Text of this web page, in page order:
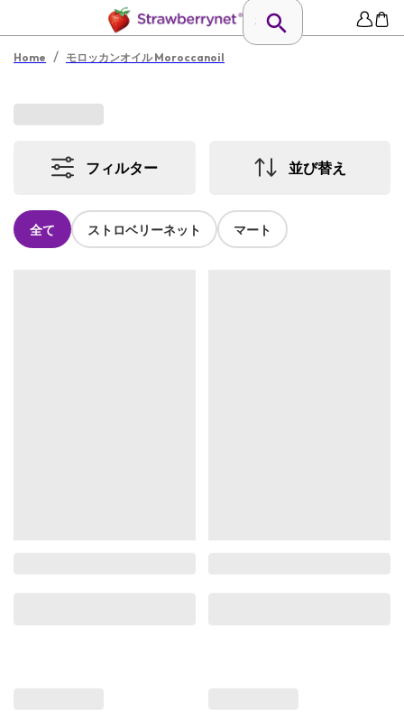
Home / モロッカンオイル Moroccanoil
フィルター 並び替え
全て ストロベリーネット マート